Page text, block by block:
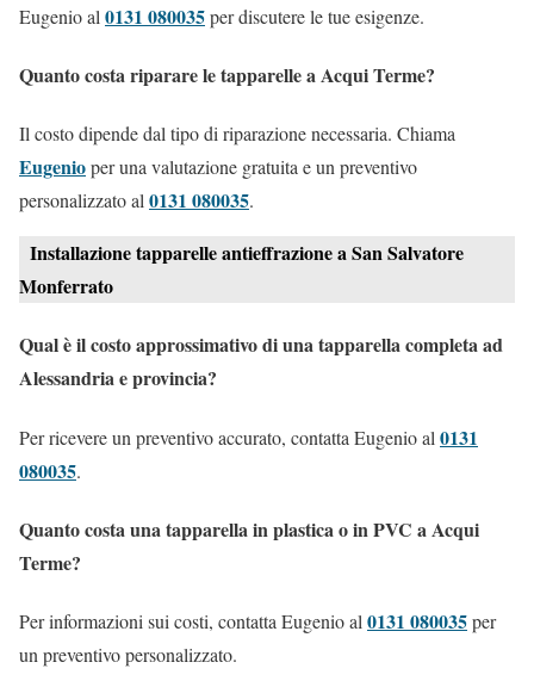
Eugenio al 0131 080035per discutere le tue esigenze.
Quanto costa riparare le tapparelle a Acqui Terme?
Il costo dipende dal tipo di riparazione necessaria. Chiama
Eugenioper una valutazione gratuita e un preventivo
personalizzato al 0131 080035.
Installazione tapparelle antieffrazione a San Salvatore
Monferrato
Qual è il costo approssimativo di una tapparella completa ad
Alessandria e provincia?
Per ricevere un preventivo accurato, contatta Eugenio al 0131
080035.
Quanto costa una tapparella in plastica o in PVC a Acqui
Terme?
Per informazioni sui costi, contatta Eugenio al 0131 080035per
un preventivo personalizzato.